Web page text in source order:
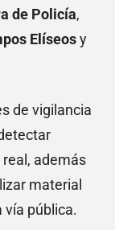
de Policía,
Elíseosy
de vigilancia
además
material
vía pública.